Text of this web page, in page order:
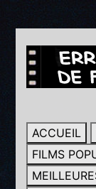
ACCUEIL
FILMS